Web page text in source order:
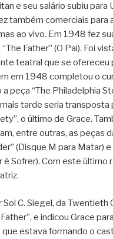
e seu salário subiu para
também comerciais para
ao vivo. Em 1948 fez
Father” (O Pai). Foi
teatral que se ofereceu
em 1948 completou o
peça “The Philadelphia
tarde seria transposta
o último de Grace.
entre outras, as peças
(Disque M para Matar) e
é Sofrer). Com este último
C. Siegel, da Twentieth
e indicou Grace
que estava formando o